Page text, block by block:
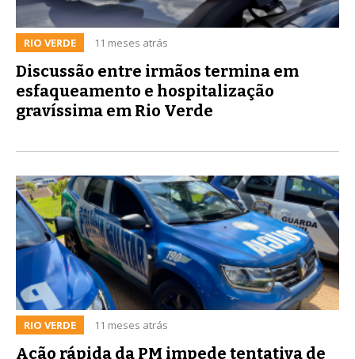
RIO VERDE 11 meses atrás
Discussão entre irmãos termina em
esfaqueamento e hospitalização
gravíssima em Rio Verde
RIO VERDE 11 meses atrás
Ação rápida da PM impede tentativa de